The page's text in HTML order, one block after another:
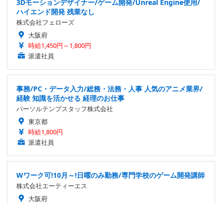
3Dモーションデザイナー/ゲーム開発/Unreal Engine使用/
ハイエンド開発 残業なし
株式会社フェローズ
大阪府
時給1,450円～1,800円
派遣社員
事務/PC・データ入力/総務・法務・人事 人気のアニメ業界/
経験 知識を活かせる 経理のお仕事
パーソルテンプスタッフ株式会社
東京都
時給1,800円
派遣社員
Wワーク可!10月～!日曜のみ勤務/専門学校のゲーム開発講師
株式会社エーティーエス
大阪府